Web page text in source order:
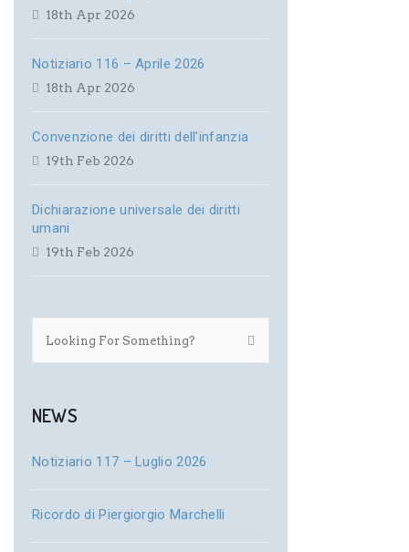
18th Apr 2026
Notiziario 116 – Aprile 2026
18th Apr 2026
Convenzione dei diritti dell’infanzia
19th Feb 2026
Dichiarazione universale dei diritti
umani
19th Feb 2026
NEWS
Notiziario 117 – Luglio 2026
Ricordo di Piergiorgio Marchelli